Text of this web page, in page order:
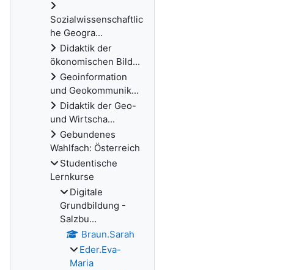
Sozialwissenschaftlic
he Geogra...
Didaktik der
ökonomischen Bild...
Geoinformation
und Geokommunik...
Didaktik der Geo-
und Wirtscha...
Gebundenes
Wahlfach: Österreich
Studentische
Lernkurse
Digitale
Grundbildung -
Salzbu...
Braun.Sarah
Eder.Eva-
Maria